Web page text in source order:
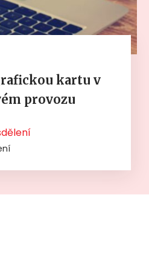
kartu v
provozu